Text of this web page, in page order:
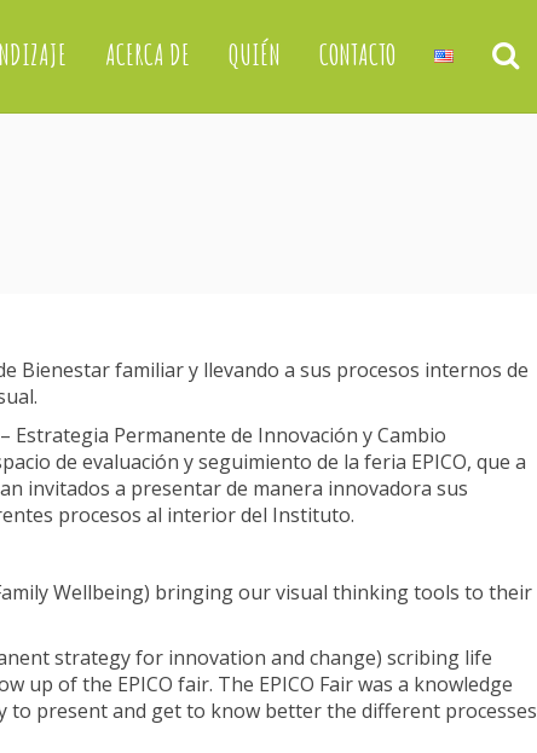
ACERCA DE QUIÉN CONTACTO
Bienestar familiar y llevando a sus procesos internos de
Estrategia Permanente de Innovación y Cambio
de evaluación y seguimiento de la feria EPICO, que a
invitados a presentar de manera innovadora sus
procesos al interior del Instituto.
Wellbeing) bringing our visual thinking tools to their
strategy for innovation and change) scribing life
up of the EPICO fair. The EPICO Fair was a knowledge
present and get to know better the different processes